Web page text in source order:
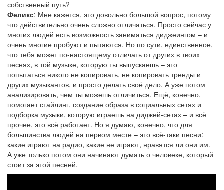
собственный путь?
Феликс: Мне кажется, это довольно большой вопрос, потому
что действительно очень сложно отличаться. Просто сейчас у
многих людей есть возможность заниматься диджеингом – и
очень многие пробуют и пытаются. Но по сути, единственное,
что тебя может по-настоящему отличать от других в твоих
песнях, в той музыке, которую ты выпускаешь – это
попытаться никого не копировать, не копировать тренды и
других музыкантов, и просто делать своё дело. А уже потом
анализировать, чем ты можешь отличиться. Ещё, конечно,
помогает стайлинг, создание образа в социальных сетях и
подборка музыки, которую играешь на диджей-сетах – и всё
прочее, это всё работает. Но я думаю, конечно, что для
большинства людей на первом месте – это всё-таки песни:
какие играют на радио, какие не играют, нравятся ли они им.
А уже только потом они начинают думать о человеке, который
стоит за этой песней.